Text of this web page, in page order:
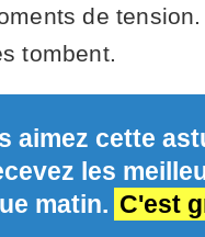
de
tombent.
aimez cette
les
matin. C'est